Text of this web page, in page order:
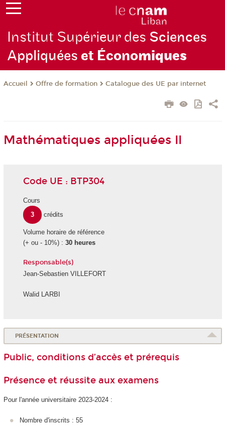
Institut Supérieur des Sciences
Appliquéeset Économiques
Accueil Offre de formation Catalogue des UE par internet
Mathématiques appliquées II
Code UE : BTP304
Cours
3
crédits
Volume horaire de référence
(+ ou - 10%) : 30 heures
Responsable(s)
Jean-Sebastien VILLEFORT
Walid LARBI
PRÉSENTATION
Public, conditions d’accès et prérequis
Présence et réussite aux examens
Pour l'année universitaire 2023-2024 :
Nombre d'inscrits : 55